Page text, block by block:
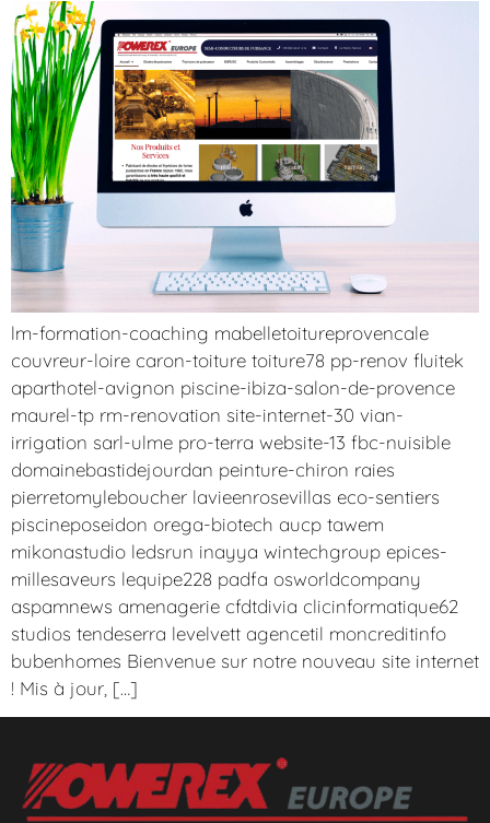
lm-formation-coaching mabelletoitureprovencale
couvreur-loire caron-toiture toiture78 pp-renov fluitek
aparthotel-avignon piscine-ibiza-salon-de-provence
maurel-tp rm-renovation site-internet-30 vian-
irrigation sarl-ulme pro-terra website-13 fbc-nuisible
domainebastidejourdan peinture-chiron raies
pierretomyleboucher lavieenrosevillas eco-sentiers
piscineposeidon orega-biotech aucp tawem
mikonastudio ledsrun inayya wintechgroup epices-
millesaveurs lequipe228 padfa osworldcompany
aspamnews amenagerie cfdtdivia clicinformatique62
studios tendeserra levelvett agencetil moncreditinfo
bubenhomes Bienvenue sur notre nouveau site internet
! Mis à jour, […]